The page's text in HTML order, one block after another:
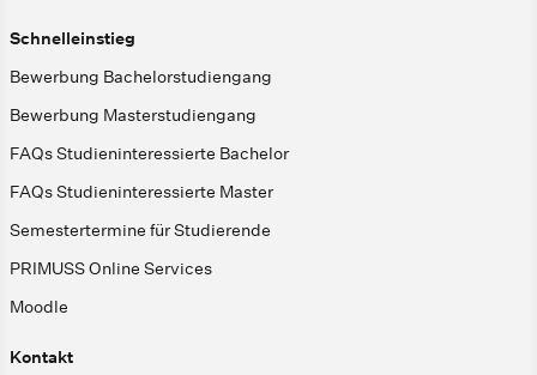
Schnelleinstieg
Bewerbung Bachelorstudiengang
Bewerbung Masterstudiengang
FAQs Studieninteressierte Bachelor
FAQs Studieninteressierte Master
Semestertermine für Studierende
PRIMUSS Online Services
Moodle
Kontakt